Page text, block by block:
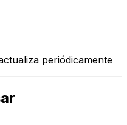
periódicamente